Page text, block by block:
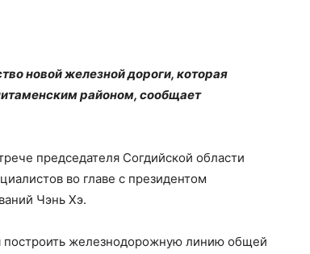
новой железной дороги, которая
районом, сообщает
председателя Согдийской области
во главе с президентом
Чэнь Хэ.
построить железнодорожную линию общей